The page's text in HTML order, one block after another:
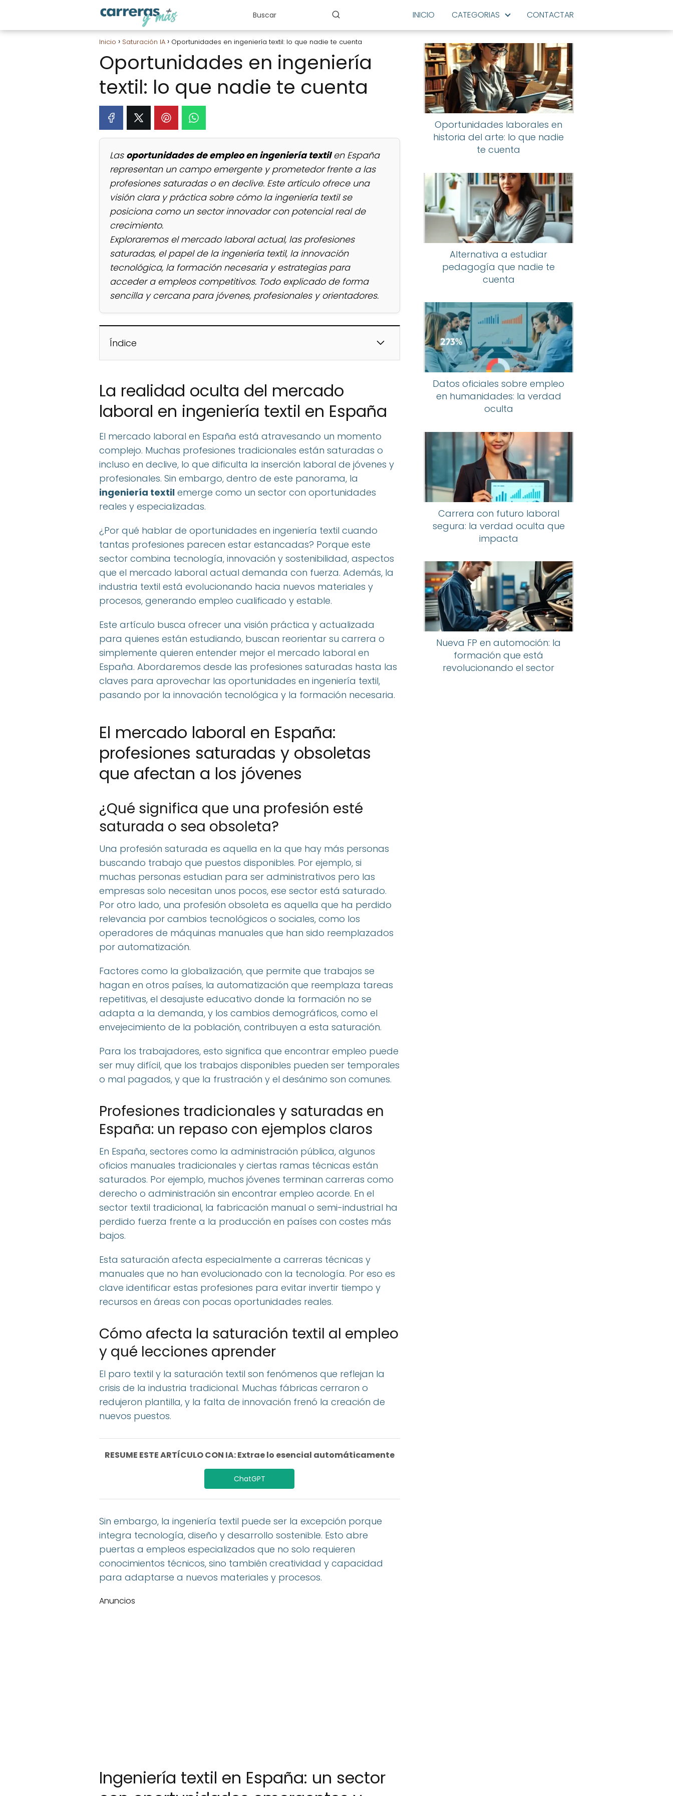
INICIO CATEGORIAS CONTACTAR
Inicio Saturación IA Oportunidades en ingeniería textil: lo que nadie te cuenta
Oportunidades en ingeniería
textil: lo que nadie te cuenta
Las oportunidades de empleo en ingeniería textilen España
representan un campo emergente y prometedor frente a las
profesiones saturadas o en declive. Este artículo ofrece una
visión clara y práctica sobre cómo la ingeniería textil se
posiciona como un sector innovador con potencial real de
crecimiento.
Exploraremos el mercado laboral actual, las profesiones
saturadas, el papel de la ingeniería textil, la innovación
tecnológica, la formación necesaria y estrategias para
acceder a empleos competitivos. Todo explicado de forma
sencilla y cercana para jóvenes, profesionales y orientadores.
Índice
La realidad oculta del mercado
laboral en ingeniería textil en España
El mercado laboral en España está atravesando un momento
complejo. Muchas profesiones tradicionales están saturadas o
incluso en declive, lo que dificulta la inserción laboral de jóvenes y
profesionales. Sin embargo, dentro de este panorama, la
ingeniería textil emerge como un sector con oportunidades
reales y especializadas.
¿Por qué hablar de oportunidades en ingeniería textil cuando
tantas profesiones parecen estar estancadas? Porque este
sector combina tecnología, innovación y sostenibilidad, aspectos
que el mercado laboral actual demanda con fuerza. Además, la
industria textil está evolucionando hacia nuevos materiales y
procesos, generando empleo cualificado y estable.
Este artículo busca ofrecer una visión práctica y actualizada
para quienes están estudiando, buscan reorientar su carrera o
simplemente quieren entender mejor el mercado laboral en
España. Abordaremos desde las profesiones saturadas hasta las
claves para aprovechar las oportunidades en ingeniería textil,
pasando por la innovación tecnológica y la formación necesaria.
El mercado laboral en España:
profesiones saturadas y obsoletas
que afectan a los jóvenes
¿Qué significa que una profesión esté
saturada o sea obsoleta?
Una profesión saturada es aquella en la que hay más personas
buscando trabajo que puestos disponibles. Por ejemplo, si
muchas personas estudian para ser administrativos pero las
empresas solo necesitan unos pocos, ese sector está saturado.
Por otro lado, una profesión obsoleta es aquella que ha perdido
relevancia por cambios tecnológicos o sociales, como los
operadores de máquinas manuales que han sido reemplazados
por automatización.
Factores como la globalización, que permite que trabajos se
hagan en otros países, la automatización que reemplaza tareas
repetitivas, el desajuste educativo donde la formación no se
adapta a la demanda, y los cambios demográficos, como el
envejecimiento de la población, contribuyen a esta saturación.
Para los trabajadores, esto significa que encontrar empleo puede
ser muy difícil, que los trabajos disponibles pueden ser temporales
o mal pagados, y que la frustración y el desánimo son comunes.
Profesiones tradicionales y saturadas en
España: un repaso con ejemplos claros
En España, sectores como la administración pública, algunos
oficios manuales tradicionales y ciertas ramas técnicas están
saturados. Por ejemplo, muchos jóvenes terminan carreras como
derecho o administración sin encontrar empleo acorde. En el
sector textil tradicional, la fabricación manual o semi-industrial ha
perdido fuerza frente a la producción en países con costes más
bajos.
Esta saturación afecta especialmente a carreras técnicas y
manuales que no han evolucionado con la tecnología. Por eso es
clave identificar estas profesiones para evitar invertir tiempo y
recursos en áreas con pocas oportunidades reales.
Cómo afecta la saturación textil al empleo
y qué lecciones aprender
El paro textil y la saturación textil son fenómenos que reflejan la
crisis de la industria tradicional. Muchas fábricas cerraron o
redujeron plantilla, y la falta de innovación frenó la creación de
nuevos puestos.
RESUME ESTE ARTÍCULO CON IA: Extrae lo esencial automáticamente
ChatGPT
Sin embargo, la ingeniería textil puede ser la excepción porque
integra tecnología, diseño y desarrollo sostenible. Esto abre
puertas a empleos especializados que no solo requieren
conocimientos técnicos, sino también creatividad y capacidad
para adaptarse a nuevos materiales y procesos.
Anuncios
Ingeniería textil en España: un sector
Oportunidades laborales en
historia del arte: lo que nadie
te cuenta
Alternativa a estudiar
pedagogía que nadie te
cuenta
Datos oficiales sobre empleo
en humanidades: la verdad
oculta
Carrera con futuro laboral
segura: la verdad oculta que
impacta
Nueva FP en automoción: la
formación que está
revolucionando el sector